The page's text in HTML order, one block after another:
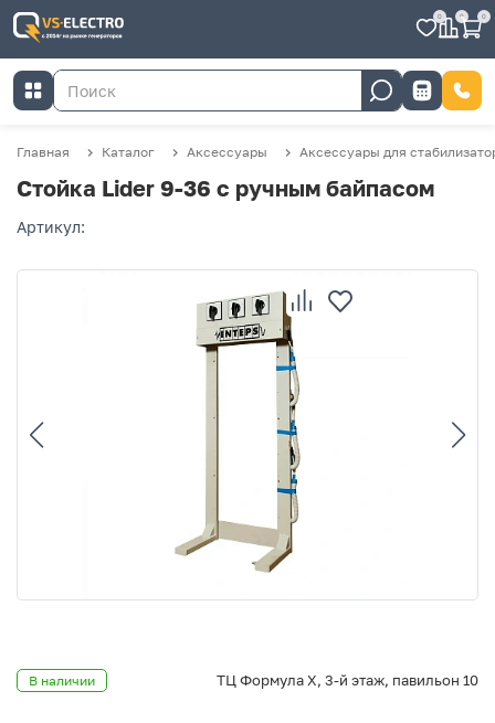
0 0 0
Главная Каталог Аксессуары Аксессуары для
Стойка Lider 9-36 с ручным байпасом
Артикул:
В наличии ТЦ Формула Х, 3-й этаж, павильон 10